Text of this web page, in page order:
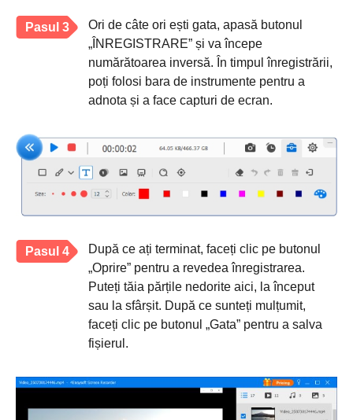
Pasul 3
Ori de câte ori ești gata, apasă butonul
„ÎNREGISTRARE” și va începe
numărătoarea inversă. În timpul înregistrării,
poți folosi bara de instrumente pentru a
adnota și a face capturi de ecran.
Pasul 4
După ce ați terminat, faceți clic pe butonul
„Oprire” pentru a revedea înregistrarea.
Puteți tăia părțile nedorite aici, la început
sau la sfârșit. După ce sunteți mulțumit,
faceți clic pe butonul „Gata” pentru a salva
fișierul.